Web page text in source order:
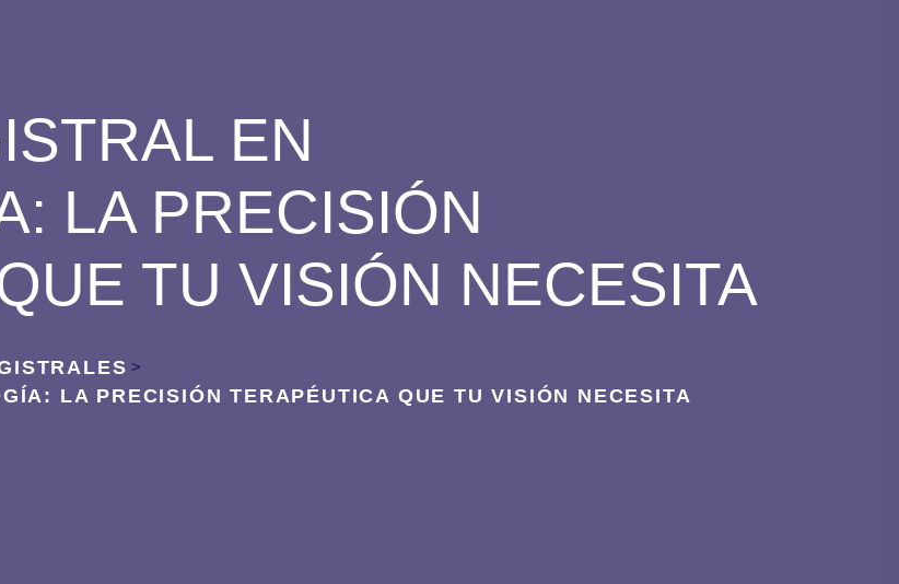
EN
LA PRECISIÓN
TU VISIÓN NECESITA
>
LA PRECISIÓN TERAPÉUTICA QUE TU VISIÓN NECESITA